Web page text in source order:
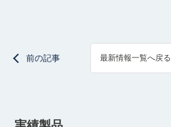
前の記事 最新情報一覧へ戻る